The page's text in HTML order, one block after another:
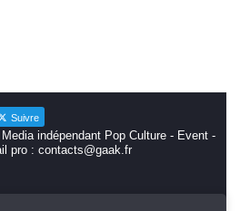
Suivre
indépendant Pop Culture - Event -
pro : contacts@gaak.fr